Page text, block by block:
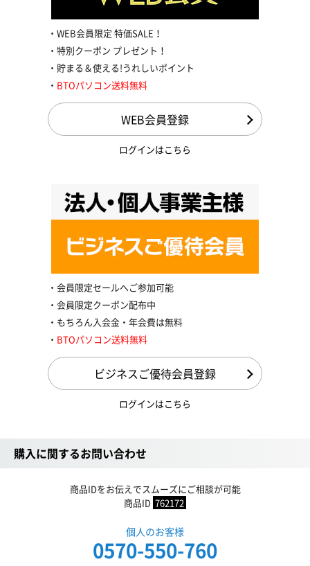
WEB会員限定 特価SALE！
特別クーポン プレゼント！
貯まる＆使える!うれしいポイント
BTOパソコン送料無料
WEB会員登録
ログインはこちら
会員限定セールへご参加可能
会員限定クーポン配布中
もちろん入会金・年会費は無料
BTOパソコン送料無料
ビジネスご優待会員登録
ログインはこちら
購入に関するお問い合わせ
商品IDをお伝えでスムーズにご相談が可能
商品ID 762172
個人のお客様
0570-550-760